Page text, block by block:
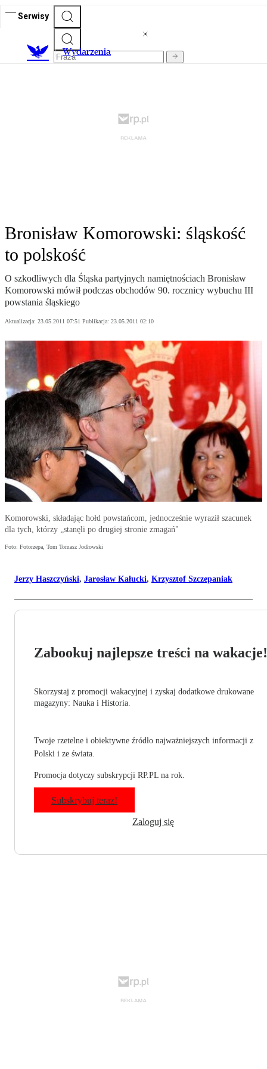
Serwisy
Wydarzenia
Bronisław Komorowski: śląskość
to polskość
O szkodliwych dla Śląska partyjnych namiętnościach Bronisław
Komorowski mówił podczas obchodów 90. rocznicy wybuchu III
powstania śląskiego
Aktualizacja: 23.05.2011 07:51 Publikacja: 23.05.2011 02:10
Komorowski, składając hołd powstańcom, jednocześnie wyraził szacunek
dla tych, którzy „stanęli po drugiej stronie zmagań"
Foto: Fotorzepa, Tom Tomasz Jodłowski
Jerzy Haszczyński, Jarosław Kałucki, Krzysztof Szczepaniak
Zabookuj najlepsze treści na wakacje!
Skorzystaj z promocji wakacyjnej i zyskaj dodatkowe drukowane
magazyny: Nauka i Historia.
Twoje rzetelne i obiektywne źródło najważniejszych informacji z
Polski i ze świata.
Promocja dotyczy subskrypcji RP.PL na rok.
Subskrybuj teraz!
Zaloguj się